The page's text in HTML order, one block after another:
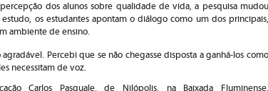
dos alunos sobre qualidade de vida, a pesquisa mudou
os estudantes apontam o diálogo como um dos principais,
ambiente de ensino.
agradável. Percebi que se não chegasse disposta a ganhá-los como
necessitam de voz.
Carlos Pasquale, de Nilópolis, na Baixada Fluminense,